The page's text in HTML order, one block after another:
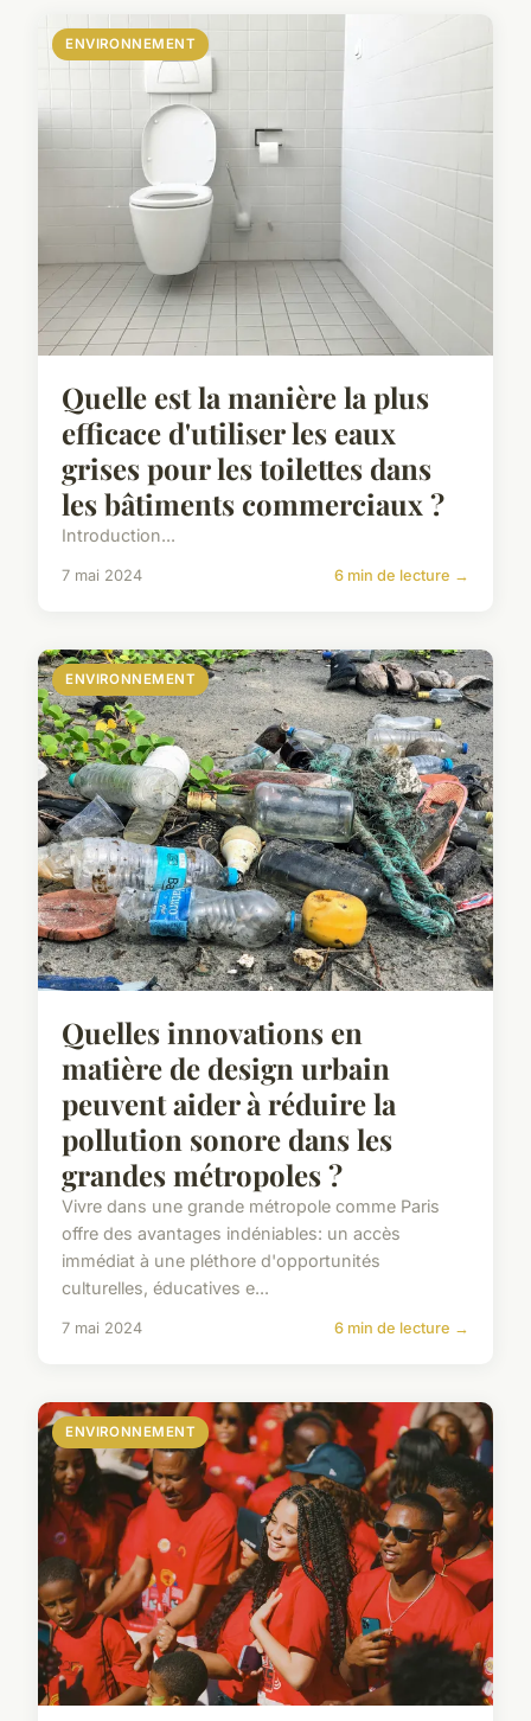
ENVIRONNEMENT
Quelle est la manière la plus
efficace d'utiliser les eaux
grises pour les toilettes dans
les bâtiments commerciaux ?
Introduction...
7 mai 2024 6 min de lecture →
ENVIRONNEMENT
Quelles innovations en
matière de design urbain
peuvent aider à réduire la
pollution sonore dans les
grandes métropoles ?
Vivre dans une grande métropole comme Paris
offre des avantages indéniables: un accès
immédiat à une pléthore d'opportunités
culturelles, éducatives e...
7 mai 2024 6 min de lecture →
ENVIRONNEMENT